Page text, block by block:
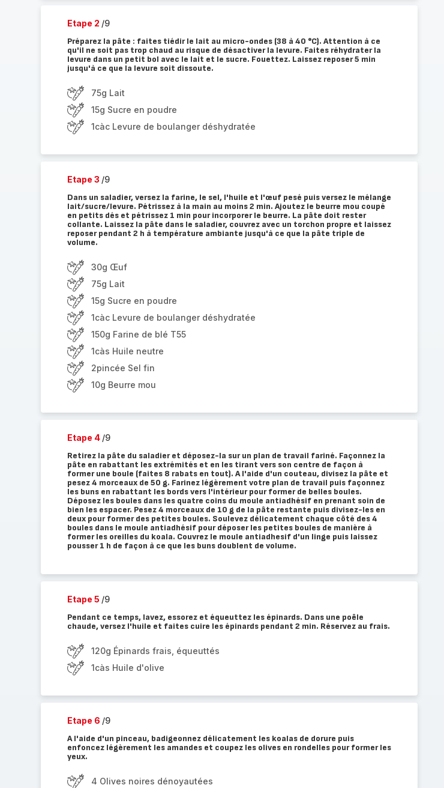
Etape 2 /9
Préparez la pâte : faites tiédir le lait au micro-ondes (38 à 40 °C). Attention à ce
qu'il ne soit pas trop chaud au risque de désactiver la levure. Faites réhydrater la
levure dans un petit bol avec le lait et le sucre. Fouettez. Laissez reposer 5 min
jusqu'à ce que la levure soit dissoute.
75g Lait
15g Sucre en poudre
1càc Levure de boulanger déshydratée
Etape 3 /9
Dans un saladier, versez la farine, le sel, l'huile et l'œuf pesé puis versez le mélange
lait/sucre/levure. Pétrissez à la main au moins 2 min. Ajoutez le beurre mou coupé
en petits dés et pétrissez 1 min pour incorporer le beurre. La pâte doit rester
collante. Laissez la pâte dans le saladier, couvrez avec un torchon propre et laissez
reposer pendant 2 h à température ambiante jusqu'à ce que la pâte triple de
volume.
30g Œuf
75g Lait
15g Sucre en poudre
1càc Levure de boulanger déshydratée
150g Farine de blé T55
1càs Huile neutre
2pincée Sel fin
10g Beurre mou
Etape 4 /9
Retirez la pâte du saladier et déposez-la sur un plan de travail fariné. Façonnez la
pâte en rabattant les extrémités et en les tirant vers son centre de façon à
former une boule (faites 8 rabats en tout). A l'aide d'un couteau, divisez la pâte et
pesez 4 morceaux de 50 g. Farinez légèrement votre plan de travail puis façonnez
les buns en rabattant les bords vers l'intérieur pour former de belles boules.
Déposez les boules dans les quatre coins du moule antiadhésif en prenant soin de
bien les espacer. Pesez 4 morceaux de 10 g de la pâte restante puis divisez-les en
deux pour former des petites boules. Soulevez délicatement chaque côté des 4
boules dans le moule antiadhésif pour déposer les petites boules de manière à
former les oreilles du koala. Couvrez le moule antiadhesif d'un linge puis laissez
pousser 1 h de façon à ce que les buns doublent de volume.
Etape 5 /9
Pendant ce temps, lavez, essorez et équeuttez les épinards. Dans une poêle
chaude, versez l'huile et faites cuire les épinards pendant 2 min. Réservez au frais.
120g Épinards frais, équeuttés
1càs Huile d'olive
Etape 6 /9
A l'aide d'un pinceau, badigeonnez délicatement les koalas de dorure puis
enfoncez légèrement les amandes et coupez les olives en rondelles pour former les
yeux.
4 Olives noires dénoyautées